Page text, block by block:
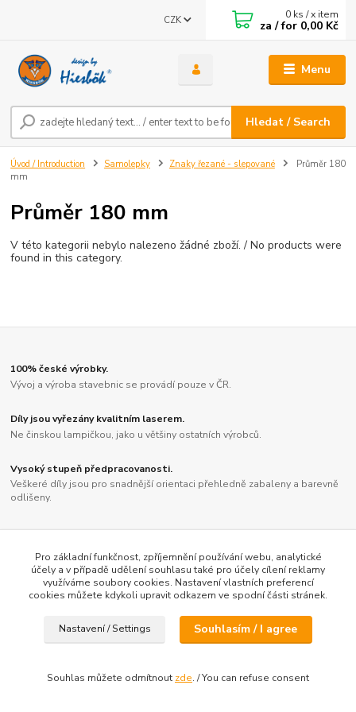
Menu
CZK
Hledat / Search
0 ks / x item
za / for 0,00 Kč
Úvod / Introduction Samolepky Znaky řezané - slepované
Průměr 180
mm
Průměr 180 mm
V této kategorii nebylo nalezeno žádné zboží. / No products were
found in this category.
100% české výrobky.
Vývoj a výroba stavebnic se provádí pouze v ČR.
Díly jsou vyřezány kvalitním laserem.
Ne činskou lampičkou, jako u většiny ostatních výrobců.
Vysoký stupeň předpracovanosti.
Veškeré díly jsou pro snadnější orientaci přehledně zabaleny a barevně
odlišeny.
Vytvořeno na Eshop-rychle.cz
Pro základní funkčnost, zpříjemnění používání webu, analytické
účely a v případě udělení souhlasu také pro účely cílení reklamy
využíváme soubory cookies. Nastavení vlastních preferencí
cookies můžete kdykoli upravit odkazem ve spodní části stránek.
Nastavení / Settings Souhlasím / I agree
Souhlas můžete odmítnout zde. / You can refuse consent